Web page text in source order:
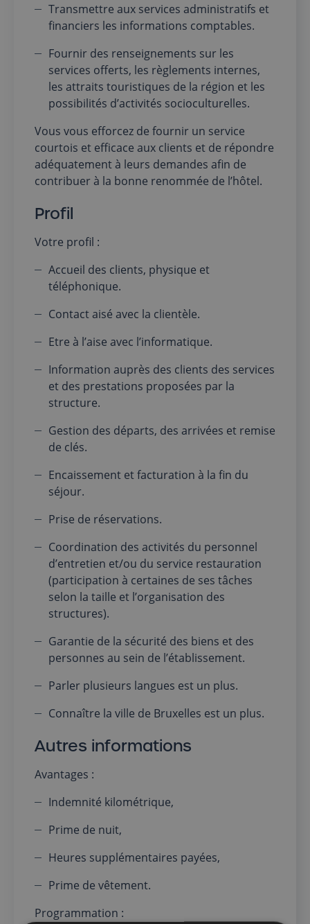
Transmettre aux services administratifs et
financiers les informations comptables.
Fournir des renseignements sur les
services offerts, les règlements internes,
les attraits touristiques de la région et les
possibilités d’activités socioculturelles.
Vous vous efforcez de fournir un service
courtois et efficace aux clients et de répondre
adéquatement à leurs demandes afin de
contribuer à la bonne renommée de l’hôtel.
Profil
Votre profil :
Accueil des clients, physique et
téléphonique.
Contact aisé avec la clientèle.
Etre à l’aise avec l’informatique.
Information auprès des clients des services
et des prestations proposées par la
structure.
Gestion des départs, des arrivées et remise
de clés.
Encaissement et facturation à la fin du
séjour.
Prise de réservations.
Coordination des activités du personnel
d’entretien et/ou du service restauration
(participation à certaines de ses tâches
selon la taille et l’organisation des
structures).
Garantie de la sécurité des biens et des
personnes au sein de l’établissement.
Parler plusieurs langues est un plus.
Connaître la ville de Bruxelles est un plus.
Autres informations
Avantages :
Indemnité kilométrique,
Prime de nuit,
Heures supplémentaires payées,
Prime de vêtement.
Programmation :